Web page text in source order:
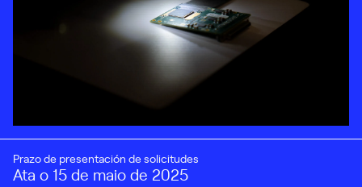
Prazo de presentación de solicitudes
Ata o 15 de maio de 2025